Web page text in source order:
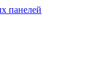
панелей